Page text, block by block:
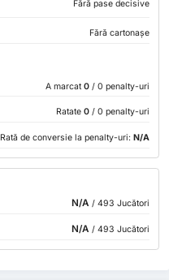
Fără pase decisive
Fără cartonașe
A marcat 0 / 0 penalty-uri
Ratate 0 / 0 penalty-uri
Rată de conversie la penalty-uri: N/A
N/A / 493 Jucători
N/A / 493 Jucători